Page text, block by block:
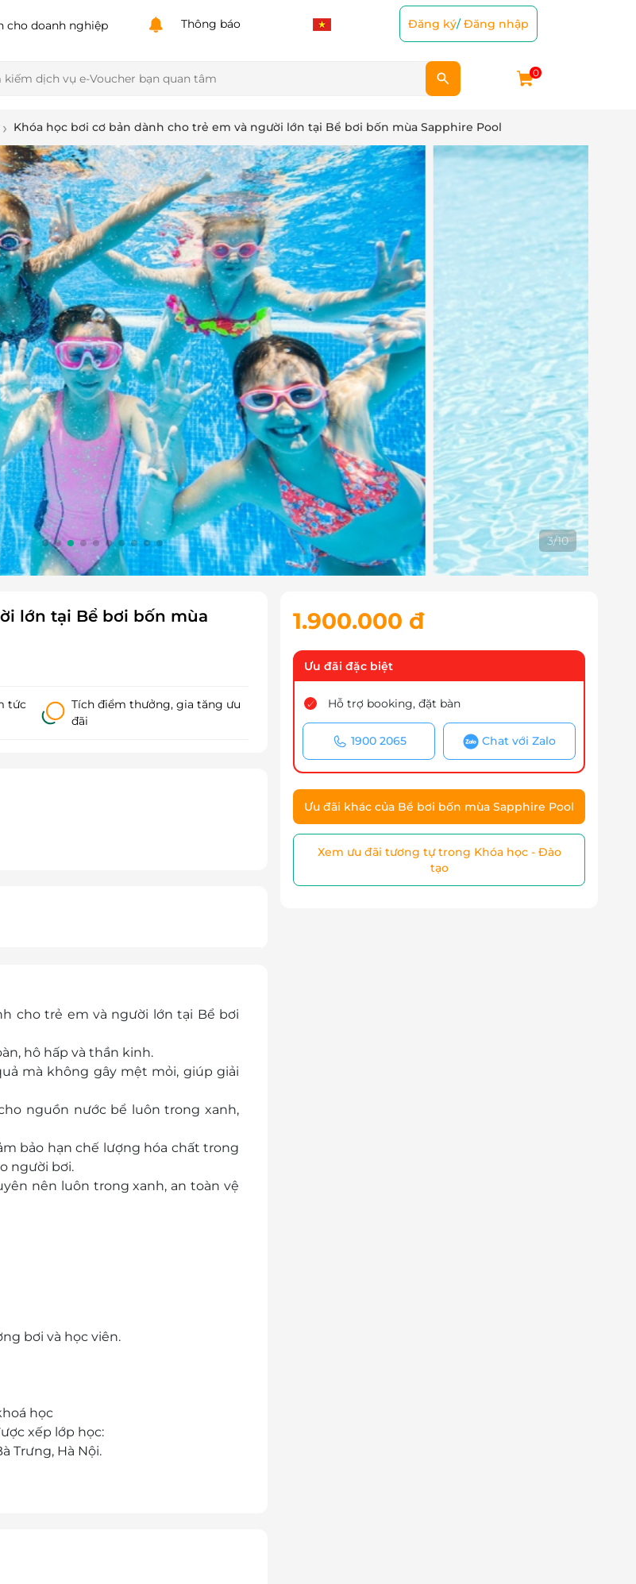
cho doanh nghiệp Thông báo Đăng ký/Đăng nhập
0
Khóa học bơi cơ bản dành cho trẻ em và người lớn tại Bể bơi bốn mùa Sapphire Pool
3/10
lớn tại Bể bơi bốn mùa
tức
Tích điểm thưởng, gia tăng ưu
đãi
cho trẻ em và người lớn tại Bể bơi
hô hấp và thần kinh.
mà không gây mệt mỏi, giúp giải
nguồn nước bể luôn trong xanh,
bảo hạn chế lượng hóa chất trong
người bơi.
nên luôn trong xanh, an toàn vệ
tại đây.
môn cao, đều là những vận động
bơi và học viên.
học
xếp lớp học:
Trưng, Hà Nội.
1.900.000 đ
Ưu đãi đặc biệt
Hỗ trợ booking, đặt bàn
1900 2065 Chat với Zalo
Ưu đãi khác của Bể bơi bốn mùa Sapphire Pool
Xem ưu đãi tương tự trong Khóa học - Đào
tạo